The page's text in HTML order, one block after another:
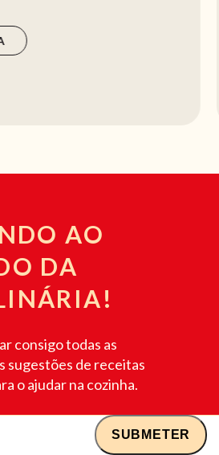
AO
DA
consigo todas as
sugestões de receitas
o ajudar na cozinha.